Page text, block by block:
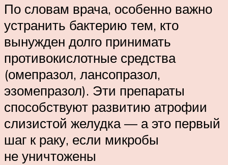
По словам врача, особенно важно
устранить бактерию тем, кто
вынужден долго принимать
противокислотные средства
(омепразол, лансопразол,
эзомепразол). Эти препараты
способствуют развитию атрофии
слизистой желудка — а это первый
шаг к раку, если микробы
не уничтожены